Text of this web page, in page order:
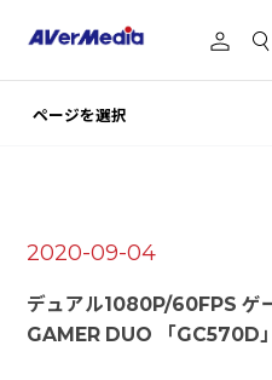
2020-09-04
デュアル1080P/60FPS ゲ
GAMER DUO 「GC570D